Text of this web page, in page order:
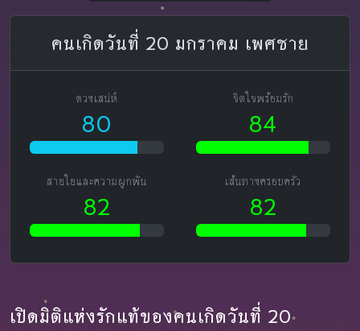
คนเกิดวันที่ 20 มกราคม เพศชาย
ดวงเสน่ห์
80
จิตใจพร้อมรัก
84
สายใยและความผูกพัน
82
เส้นทางครอบครัว
82
เปิดมิติแห่งรักแท้ของคนเกิดวันที่ 20